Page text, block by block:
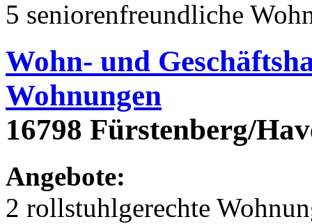
5 seniorenfreundliche
Wohn- und
Wohnungen
16798 Fürstenberg/
Angebote:
2 rollstuhlgerechte